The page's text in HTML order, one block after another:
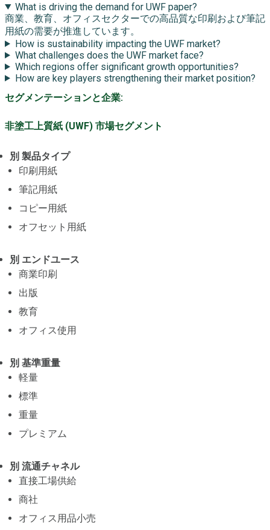
What is driving the demand for UWF paper?
商業、教育、オフィスセクターでの高品質な印刷および筆記
用紙の需要が推進しています。
How is sustainability impacting the UWF market?
What challenges does the UWF market face?
Which regions offer significant growth opportunities?
How are key players strengthening their market position?
セグメンテーションと企業:
非塗工上質紙 (UWF) 市場セグメント
別 製品タイプ
印刷用紙
筆記用紙
コピー用紙
オフセット用紙
別 エンドユース
商業印刷
出版
教育
オフィス使用
別 基準重量
軽量
標準
重量
プレミアム
別 流通チャネル
直接工場供給
商社
オフィス用品小売